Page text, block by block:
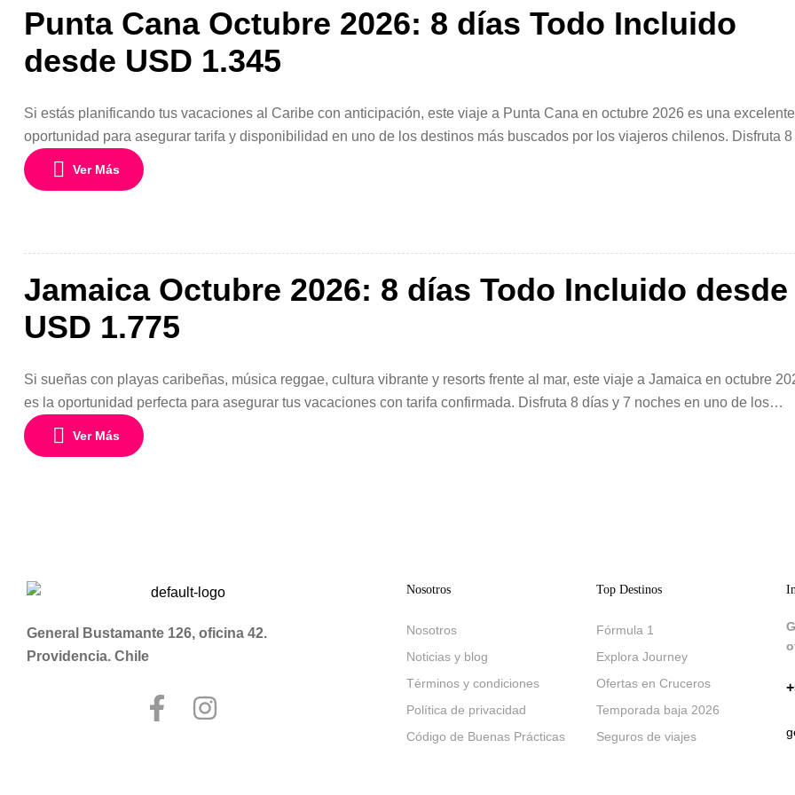
Punta Cana Octubre 2026: 8 días Todo Incluido
desde USD 1.345
Si estás planificando tus vacaciones al Caribe con anticipación, este viaje a Punta Cana en octubre 2026 es una excelente
oportunidad para asegurar tarifa y disponibilidad en uno de los destinos más buscados por los viajeros chilenos. Disfruta 8
y 7 noches en el paraíso con vuelos incluidos, hotel Todo Incluido, traslados y seguro […]
Ver Más
Jamaica Octubre 2026: 8 días Todo Incluido desde
USD 1.775
Si sueñas con playas caribeñas, música reggae, cultura vibrante y resorts frente al mar, este viaje a Jamaica en octubre
es la oportunidad perfecta para asegurar tus vacaciones con tarifa confirmada. Disfruta 8 días y 7 noches en uno de los
destinos más auténticos del Caribe, con vuelos incluidos desde Santiago, hotel Todo Incluido […]
Ver Más
General Bustamante 126, oficina 42.
Providencia. Chile
Nosotros
Nosotros
Noticias y blog
Términos y condiciones
Política de privacidad
Código de Buenas Prácticas
Top Destinos
Fórmula 1
Explora Journey
Ofertas en Cruceros
Temporada baja 2026
Seguros de viajes